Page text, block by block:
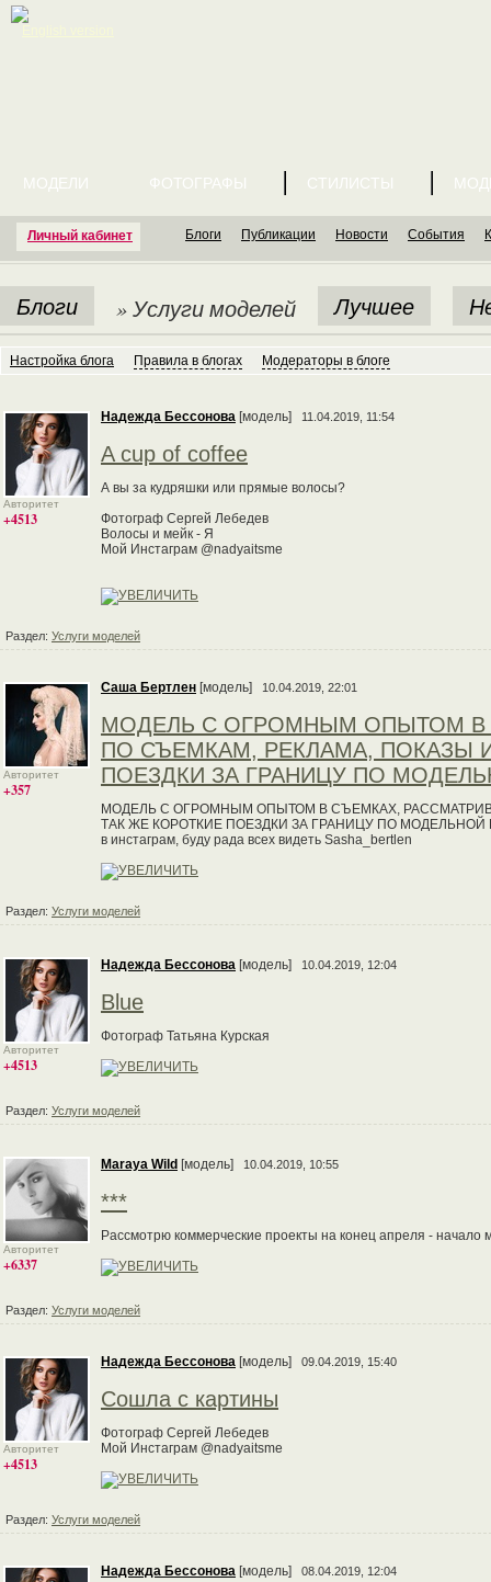
Личный кабинет
МОДЕЛИ ФОТОГРАФЫ СТИЛИСТЫ
Блоги Публикации Новости События
Блоги » Услуги моделей Лучшее
Настройка блога Правила в блогах Модераторы в блоге
Авторитет
+4513
Надежда Бессонова [модель] 11.04.2019, 11:54
A cup of coffee
А вы за кудряшки или прямые волосы?
Фотограф Сергей Лебедев
Волосы и мейк - Я
Мой Инстаграм @nadyaitsme
Раздел: Услуги моделей
Авторитет
+357
Cаша Бертлен [модель] 10.04.2019, 22:01
МОДЕЛЬ С ОГРОМНЫМ ОПЫТОМ В
ПО СЪЕМКАМ, РЕКЛАМА, ПОКАЗЫ
ПОЕЗДКИ ЗА ГРАНИЦУ ПО
МОДЕЛЬ С ОГРОМНЫМ ОПЫТОМ В СЪЕМКАХ,
ТАК ЖЕ КОРОТКИЕ ПОЕЗДКИ ЗА ГРАНИЦУ ПО МОДЕЛЬНОЙ
в инстаграм, буду рада всех видеть Sasha_bertlen
Раздел: Услуги моделей
Авторитет
+4513
Надежда Бессонова [модель] 10.04.2019, 12:04
Blue
Фотограф Татьяна Курская
Раздел: Услуги моделей
Авторитет
+6337
Maraya Wild [модель] 10.04.2019, 10:55
***
Рассмотрю коммерческие проекты на конец апреля -
Раздел: Услуги моделей
Авторитет
+4513
Надежда Бессонова [модель] 09.04.2019, 15:40
Сошла с картины
Фотограф Сергей Лебедев
Мой Инстаграм @nadyaitsme
Раздел: Услуги моделей
Надежда Бессонова [модель] 08.04.2019, 12:04